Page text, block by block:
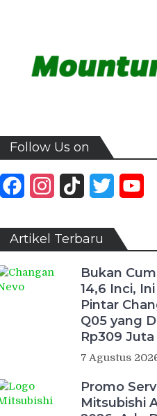
Follow Us on
FacebookInstagram
TikTok Twitter
Artikel Terbaru
Bukan
14,6 Inci,
Pintar
Q05 yang
Rp309 Juta
7 Agustus
Promo
Mitsubishi